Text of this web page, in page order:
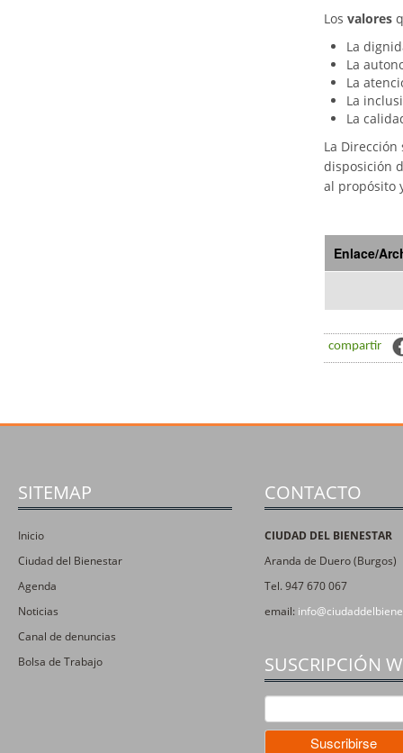
Los valores
La
La
La
La
La
La
disposición
al propósito
Enlace/
compartir
SITEMAP
Inicio
Ciudad del Bienestar
Agenda
Noticias
Canal de denuncias
Bolsa de Trabajo
CONTACTO
CIUDAD DEL BIENESTAR
Aranda de Duero (Burgos)
Tel. 947 670 067
email:
SUSCRIPCIÓN